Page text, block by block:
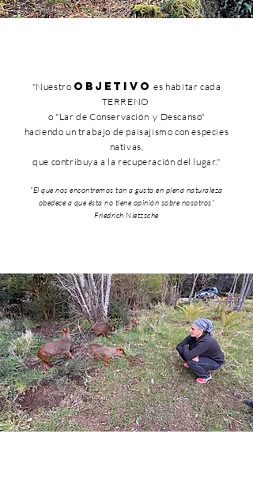
"Nuestro objetivo es habitar cada
TERRENO
o "Lar de Conservacióny Descanso"
haciendo un trabajo de paisajismocon especies
nativas,
que contribuya a la recuperación del lugar."
“El que nos encontremos tan a gusto en plena naturaleza
obedece a que ésta no tiene opinión sobre nosotros”
Friedrich Nietzsche